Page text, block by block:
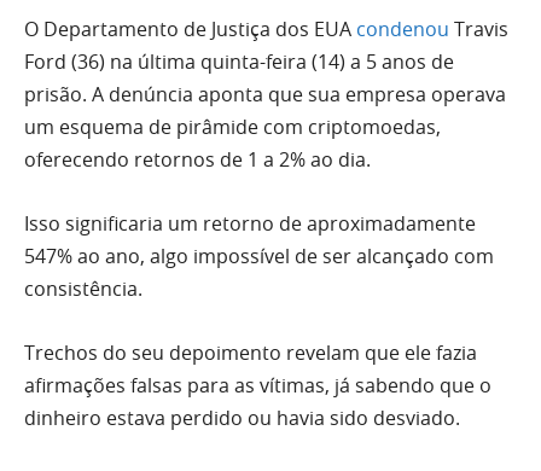
O Departamento de Justiça dos EUA condenou Travis
Ford (36) na última quinta-feira (14) a 5 anos de
prisão. A denúncia aponta que sua empresa operava
um esquema de pirâmide com criptomoedas,
oferecendo retornos de 1 a 2% ao dia.
Isso significaria um retorno de aproximadamente
547% ao ano, algo impossível de ser alcançado com
consistência.
Trechos do seu depoimento revelam que ele fazia
afirmações falsas para as vítimas, já sabendo que o
dinheiro estava perdido ou havia sido desviado.